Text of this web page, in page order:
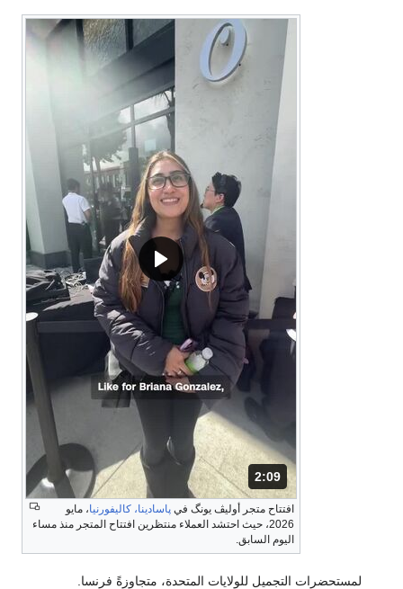
المدة: دقائق و 9 ثواني.
2:09
افتتاح متجر أوليڤ يونگ في پاسادينا، كاليفورنيا، مايو
2026، حيث احتشد العملاء منتظرين افتتاح المتجر منذ مساء
اليوم السابق.
لمستحضرات التجميل للولايات المتحدة، متجاوزةً فرنسا.